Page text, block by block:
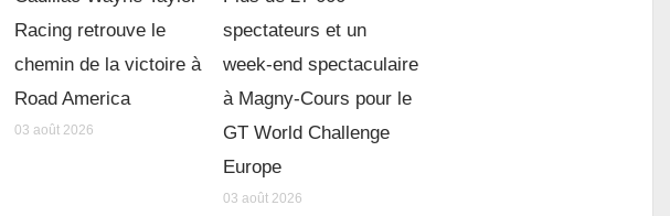
Racing retrouve le
chemin de la victoire à
Road America
03 août 2026
spectateurs et un
week-end spectaculaire
à Magny-Cours pour le
GT World Challenge
Europe
03 août 2026